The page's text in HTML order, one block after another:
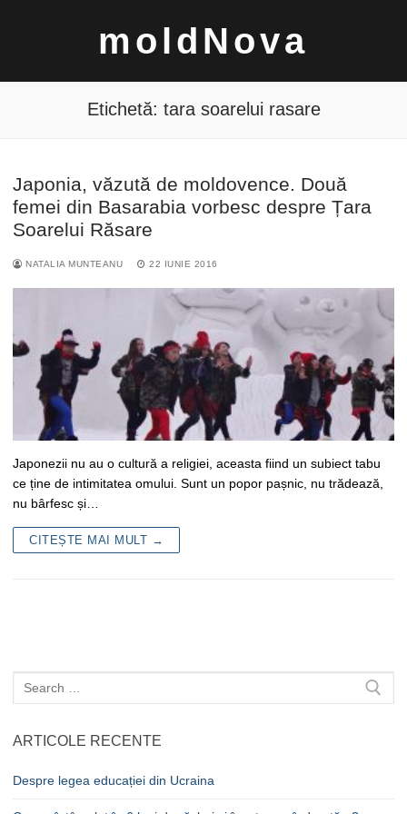
moldNova
Caută
după:
Etichetă: tara soarelui rasare
Japonia, văzută de moldovence. Două
femei din Basarabia vorbesc despre Țara
Soarelui Răsare
NATALIA MUNTEANU 22 IUNIE 2016
Japonezii nu au o cultură a religiei, aceasta fiind un subiect tabu
ce ține de intimitatea omului. Sunt un popor pașnic, nu trădează,
nu bârfesc și…
CITEȘTE MAI MULT →
Caută
după:
ARTICOLE RECENTE
Despre legea educației din Ucraina